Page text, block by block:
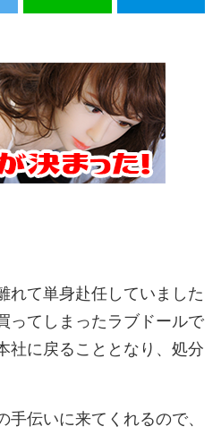
れて単身赴任していました
ってしまったラブドールで
社に戻ることとなり、処分
伝いに来てくれるので、